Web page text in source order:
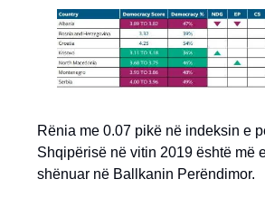
Rënia me 0.07 pikë në indeksin e
Shqipërisë në vitin 2019 është më
shënuar në Ballkanin Perëndimor.